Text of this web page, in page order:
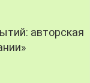
авторская